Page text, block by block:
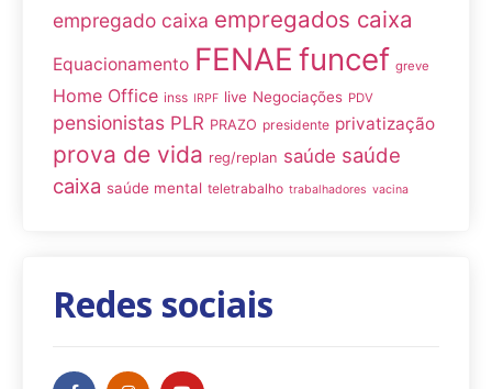
empregado caixa empregados caixa
Equacionamento FENAE funcef greve
Home Office inss IRPF live Negociações PDV
pensionistas PLR PRAZO presidente privatização
prova de vida reg/replan saúde saúde
caixa saúde mental teletrabalho trabalhadores vacina
Redes sociais